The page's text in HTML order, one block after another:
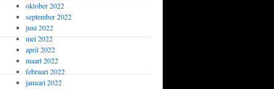
oktober 2022
september 2022
juni 2022
mei 2022
april 2022
maart 2022
februari 2022
januari 2022